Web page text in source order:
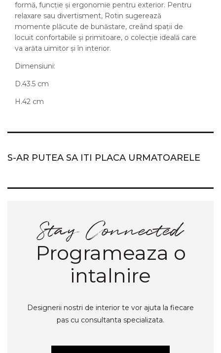
formă, funcție și ergonomie pentru exterior. Pentru
relaxare sau divertisment, Rotin sugerează
momente plăcute de bunăstare, creând spații de
locuit confortabile și primitoare, o colecție ideală care
va arăta uimitor și în interior.
Dimensiuni:
D.43.5 cm
H.42 cm
S-AR PUTEA SA ITI PLACA URMATOARELE
Programeaza o
intalnire
Designerii nostri de interior te vor ajuta la fiecare
pas cu consultanta specializata.